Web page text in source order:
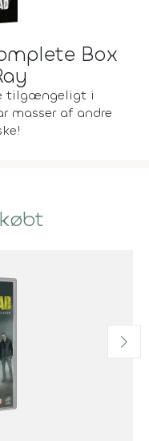
Box
tilgængeligt i
masser af andre